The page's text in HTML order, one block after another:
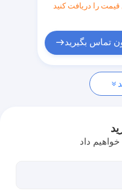
قیمت را دریافت کنید
تماس بگیرید
داد